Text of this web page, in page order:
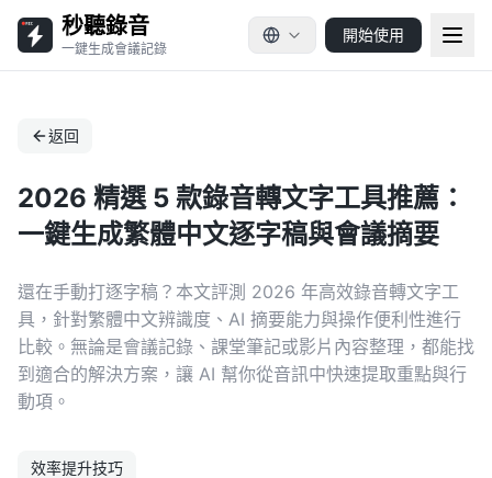
秒聽錄音
一鍵生成會議記錄
開始使用
返回
2026 精選 5 款錄音轉文字工具推薦：
一鍵生成繁體中文逐字稿與會議摘要
還在手動打逐字稿？本文評測 2026 年高效錄音轉文字工
具，針對繁體中文辨識度、AI 摘要能力與操作便利性進行
比較。無論是會議記錄、課堂筆記或影片內容整理，都能找
到適合的解決方案，讓 AI 幫你從音訊中快速提取重點與行
動項。
效率提升技巧